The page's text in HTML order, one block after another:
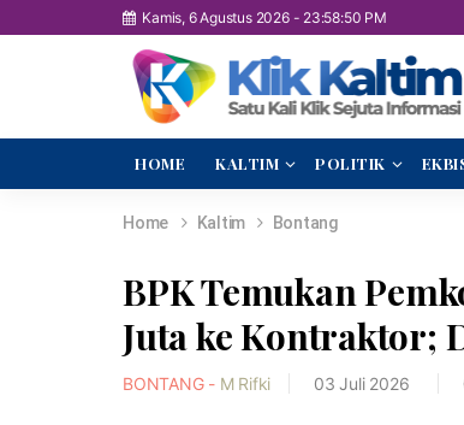
Kamis, 6 Agustus 2026- 23:58:52 PM
HOME KALTIM POLITIK
Home Kaltim Bontang
BPK Temukan
Juta ke Kontraktor;
BONTANG - M Rifki 03 Juli 2026